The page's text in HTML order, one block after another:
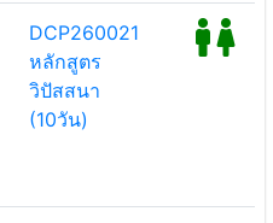
DCP260021
หลักสูตร
วิปัสสนา
(10วัน)